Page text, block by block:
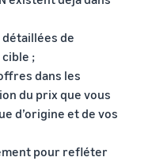
de
;
dans les
du prix que vous
d’origine et de vos
pour refléter